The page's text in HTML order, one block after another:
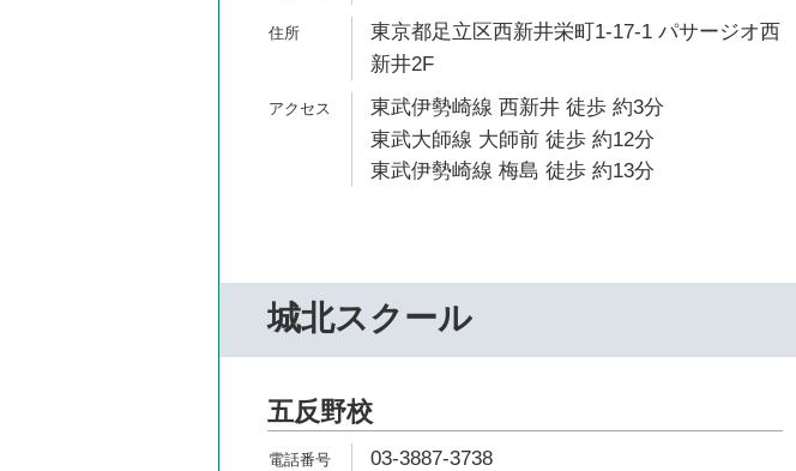
東京都足立区西新井栄町1-17-1 パサージオ西
新井2F
東武伊勢崎線 西新井 徒歩 約3分
東武大師線 大師前 徒歩 約12分
東武伊勢崎線 梅島 徒歩 約13分
城北スクール
五反野校
03-3887-3738